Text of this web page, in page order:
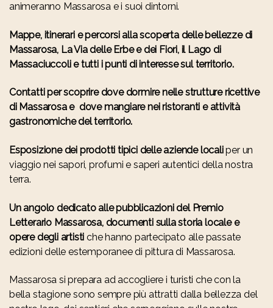
animeranno Massarosa e i suoi dintorni.
Mappe, itinerari e percorsi alla scoperta delle bellezze di
Massarosa, La Via delle Erbe e dei Fiori, il Lago di
Massaciuccoli e tutti i punti di interesse sul territorio.
Contatti per scoprire dove dormire nelle strutture ricettive
di Massarosa e dove mangiare nei ristoranti e attività
gastronomiche del territorio.
Esposizione dei prodotti tipici delle aziende localiper un
viaggio nei sapori, profumi e saperi autentici della nostra
terra.
Un angolo dedicato alle pubblicazioni del Premio
Letterario Massarosa, documenti sulla storia locale e
opere degli artisti che hanno partecipato alle passate
edizioni delle estemporanee di pittura di Massarosa.
Massarosa si prepara ad accogliere i turisti che con la
bella stagione sono sempre più attratti dalla bellezza del